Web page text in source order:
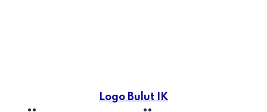
Logo Bulut IK